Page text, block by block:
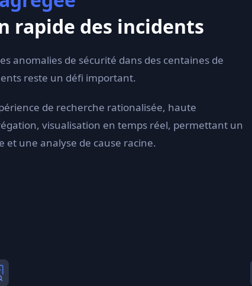
rapide des incidents
anomalies de sécurité dans des centaines de
reste un défi important.
de recherche rationalisée, haute
visualisation en temps réel, permettant un
et une analyse de cause racine.